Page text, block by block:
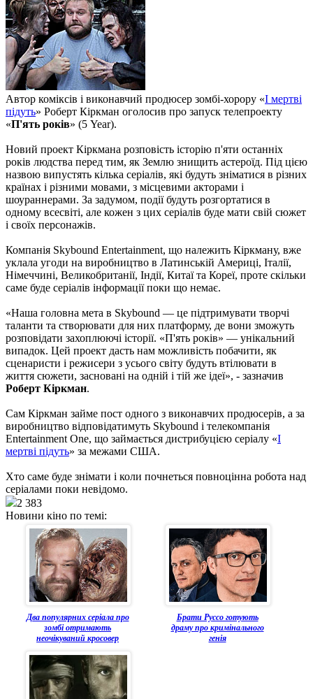
Автор коміксів і виконавчий продюсер зомбі-хорору «І мертві
підуть» Роберт Кіркман оголосив про запуск телепроекту
«П'ять років» (5 Year).
Новий проект Кіркмана розповість історію п'яти останніх
років людства перед тим, як Землю знищить астероїд. Під цією
назвою випустять кілька серіалів, які будуть зніматися в різних
країнах і різними мовами, з місцевими акторами і
шоураннерами. За задумом, події будуть розгортатися в
одному всесвіті, але кожен з цих серіалів буде мати свій сюжет
і своїх персонажів.
Компанія Skybound Entertainment, що належить Кіркману, вже
уклала угоди на виробництво в Латинській Америці, Італії,
Німеччині, Великобританії, Індії, Китаї та Кореї, проте скільки
саме буде серіалів інформації поки що немає.
«Наша головна мета в Skybound — це підтримувати творчі
таланти та створювати для них платформу, де вони зможуть
розповідати захоплюючі історії. «П'ять років» — унікальний
випадок. Цей проект дасть нам можливість побачити, як
сценаристи і режисери з усього світу будуть втілювати в
життя сюжети, засновані на одній і тій же ідеї», - зазначив
Роберт Кіркман.
Сам Кіркман займе пост одного з виконавчих продюсерів, а за
виробництво відповідатимуть Skybound і телекомпанія
Entertainment One, що займається дистрибуцією серіалу «І
мертві підуть» за межами США.
Хто саме буде знімати і коли почнеться повноцінна робота над
серіалами поки невідомо.
2 383
Новини кіно по темі:
Два популярних серіала про
зомбі отримають
неочікуваний кросовер
Брати Руссо готують
драму про кримінального
генія